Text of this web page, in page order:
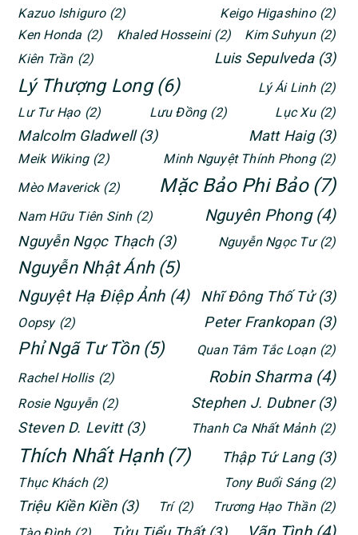
Kazuo Ishiguro (2) Keigo Higashino (2)
Ken Honda (2) Khaled Hosseini (2) Kim Suhyun (2)
Kiên Trần (2) Luis Sepulveda (3)
Lý Thượng Long (6) Lý Ái Linh (2)
Lư Tư Hạo (2) Lưu Đồng (2) Lục Xu (2)
Malcolm Gladwell (3) Matt Haig (3)
Meik Wiking (2) Minh Nguyệt Thính Phong (2)
Mèo Maverick (2) Mặc Bảo Phi Bảo (7)
Nam Hữu Tiên Sinh (2) Nguyên Phong (4)
Nguyễn Ngọc Thạch (3) Nguyễn Ngọc Tư (2)
Nguyễn Nhật Ánh (5)
Nguyệt Hạ Điệp Ảnh (4) Nhĩ Đông Thố Tử (3)
Oopsy (2) Peter Frankopan (3)
Phỉ Ngã Tư Tồn (5) Quan Tâm Tắc Loạn (2)
Rachel Hollis (2) Robin Sharma (4)
Rosie Nguyễn (2) Stephen J. Dubner (3)
Steven D. Levitt (3) Thanh Ca Nhất Mảnh (2)
Thích Nhất Hạnh (7) Thập Tứ Lang (3)
Thục Khách (2) Tony Buổi Sáng (2)
Triệu Kiền Kiền (3) Trí (2) Trương Hạo Thần (2)